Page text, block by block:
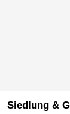
Siedlung &